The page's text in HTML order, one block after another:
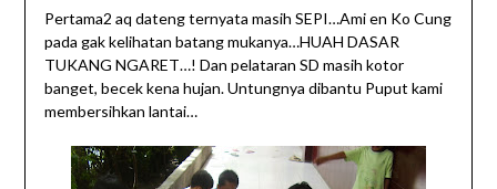
Pertama2 aq dateng ternyata masih SEPI…Ami en Ko Cung
pada gak kelihatan batang mukanya…HUAH DASAR
TUKANG NGARET…! Dan pelataran SD masih kotor
banget, becek kena hujan. Untungnya dibantu Puput kami
membersihkan lantai…